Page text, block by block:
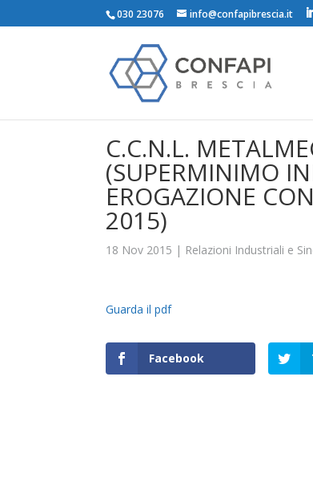
030 23076 info@confapibrescia.it
C.C.N.L.
(SUPERMINIMO
EROGAZIONE
2015)
18 Nov 2015 | Relazioni Industriali e
Guarda il pdf
Facebook